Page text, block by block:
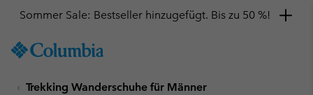
TO
SKIP
Sommer Sale: Bestseller hinzugefügt. Bis zu 50 %!
Trekking Wanderschuhe für Männer